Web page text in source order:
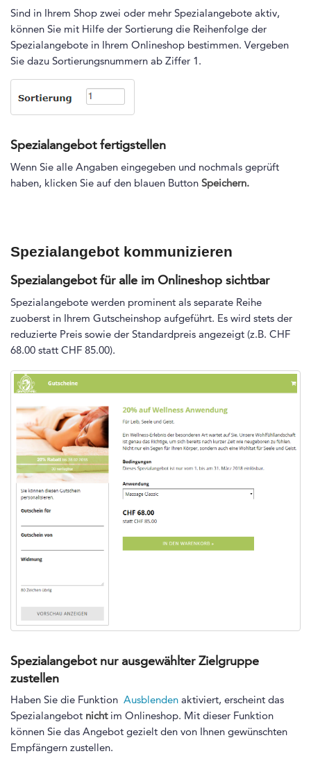
Sind in Ihrem Shop zwei oder mehr Spezialangebote aktiv,
können Sie mit Hilfe der Sortierung die Reihenfolge der
Spezialangebote in Ihrem Onlineshop bestimmen. Vergeben
Sie dazu Sortierungsnummern ab Ziffer 1.
Spezialangebot fertigstellen
Wenn Sie alle Angaben eingegeben und nochmals geprüft
haben, klicken Sie auf den blauen Button Speichern.
Spezialangebot kommunizieren
Spezialangebot für alle im Onlineshop sichtbar
Spezialangebote werden prominent als separate Reihe
zuoberst in Ihrem Gutscheinshop aufgeführt. Es wird stets der
reduzierte Preis sowie der Standardpreis angezeigt (z.B. CHF
68.00 statt CHF 85.00).
Spezialangebot nur ausgewählter Zielgruppe
zustellen
Haben Sie die Funktion Ausblenden aktiviert, erscheint das
Spezialangebot nichtim Onlineshop. Mit dieser Funktion
können Sie das Angebot gezielt den von Ihnen gewünschten
Empfängern zustellen.